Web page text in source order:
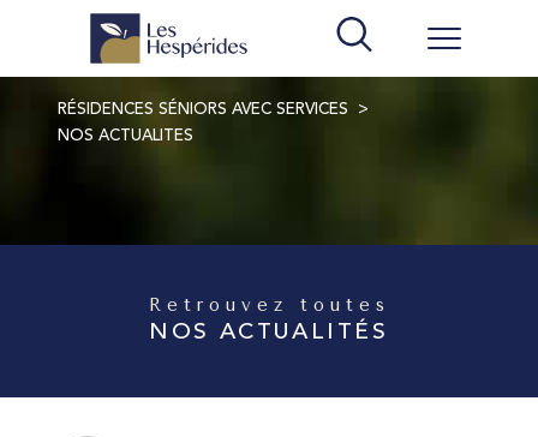
RÉSIDENCES SÉNIORS AVEC SERVICES
NOS ACTUALITES
Retrouvez toutes
NOS ACTUALITÉS